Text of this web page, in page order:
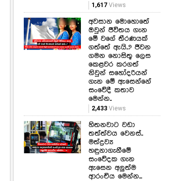
1,617Views
අවසාන මොහොතේ
ඔවුන් ජීවිතය ගැන
මේ වගේ තීරණයක්
ගත්තේ ඇයි..? ජීවන
ගමන නොසිතූ ලෙස
කෙළවර කරගත්
නිවුන් සහෝදරියන්
ගැන මේ ඇසෙන්නේ
සංවේදී කතාව
මෙන්න..
2,433Views
හිතනවාට වඩා
තත්ත්වය වෙනස්..
මත්ද්‍රව්‍ය
හඳුනාගැනීමේ
සංවේදක ගැන
ඇසෙන අලුත්ම
ආරංචිය මෙන්න...